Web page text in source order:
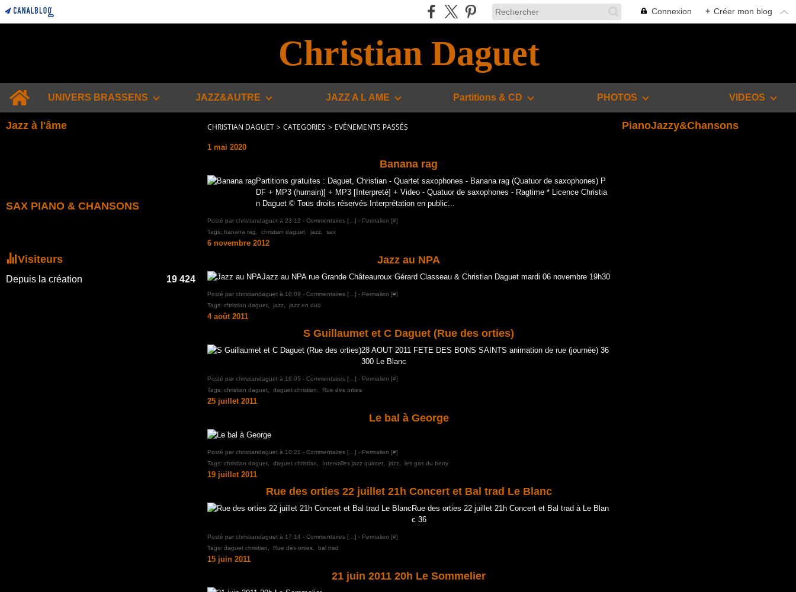
Connexion + Créer mon blog
Christian Daguet
UNIVERS BRASSENS
JAZZ&AUTRE JAZZ A L AME Partitions & CD PHOTOS VIDEOS
Jazz à l'âme
SAX PIANO & CHANSONS
Visiteurs
Depuis la création 19 424
CHRISTIAN DAGUET > CATEGORIES > EVÉNEMENTS PASSÉS
1 mai 2020
Banana rag
Partitions gratuites : Daguet, Christian - Quartet saxophones - Banana rag (Quatuor de saxophones) P
DF + MP3 (humain)] + MP3 [Interpreté] + Video - Quatuor de saxophones - Ragtime * Licence Christia
n Daguet © Tous droits réservés Interprétation en public...
Posté par christiandaguet à 23:12 - Commentaires [ ] - Permalien [#]
Tags: banana rag christian daguet jazz sax
6 novembre 2012
Jazz au NPA
Jazz au NPA rue Grande Châteauroux Gérard Classeau & Christian Daguet mardi 06 novembre 19h30
Posté par christiandaguet à 10:09 - Commentaires [ ] - Permalien [#]
Tags: christian daguet jazz jazz en duo
4 août 2011
S Guillaumet et C Daguet (Rue des orties)
28 AOUT 2011 FETE DES BONS SAINTS animation de rue (journée) 36
300 Le Blanc
Posté par christiandaguet à 16:05 - Commentaires [ ] - Permalien [#]
Tags: christian daguet daguet christian Rue des orties
25 juillet 2011
Le bal à George
Posté par christiandaguet à 10:21 - Commentaires [ ] - Permalien [#]
Tags: christian daguet daguet christian Intervalles jazz quintet jazz les gas du berry
19 juillet 2011
Rue des orties 22 juillet 21h Concert et Bal trad Le Blanc
Rue des orties 22 juillet 21h Concert et Bal trad à Le Blan
c 36
Posté par christiandaguet à 17:14 - Commentaires [ ] - Permalien [#]
Tags: daguet christian Rue des orties bal trad
15 juin 2011
21 juin 2011 20h Le Sommelier
PianoJazzy&Chansons